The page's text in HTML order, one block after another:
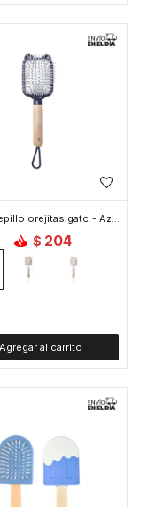
Peine cepillo orejitas gato - Azul
$ 204